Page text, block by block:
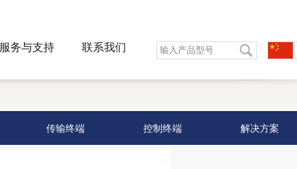
服务与支持 联系我们
传输终端 控制终端 解决方案